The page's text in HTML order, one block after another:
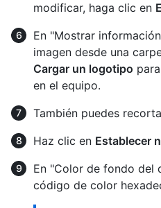
modificar, haga clic en
En "Mostrar
imagen desde una
Cargar un logotipo
en el equipo.
También puedes
Haz clic en Establecer
En "Color de fondo del
código de color